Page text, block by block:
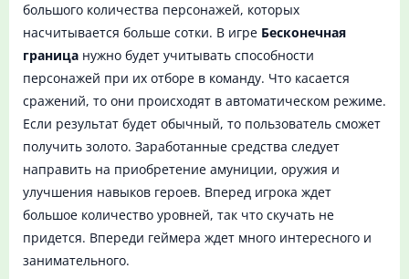
большого количества персонажей, которых
насчитывается больше сотки. В игре Бесконечная
граница нужно будет учитывать способности
персонажей при их отборе в команду. Что касается
сражений, то они происходят в автоматическом режиме.
Если результат будет обычный, то пользователь сможет
получить золото. Заработанные средства следует
направить на приобретение амуниции, оружия и
улучшения навыков героев. Вперед игрока ждет
большое количество уровней, так что скучать не
придется. Впереди геймера ждет много интересного и
занимательного.